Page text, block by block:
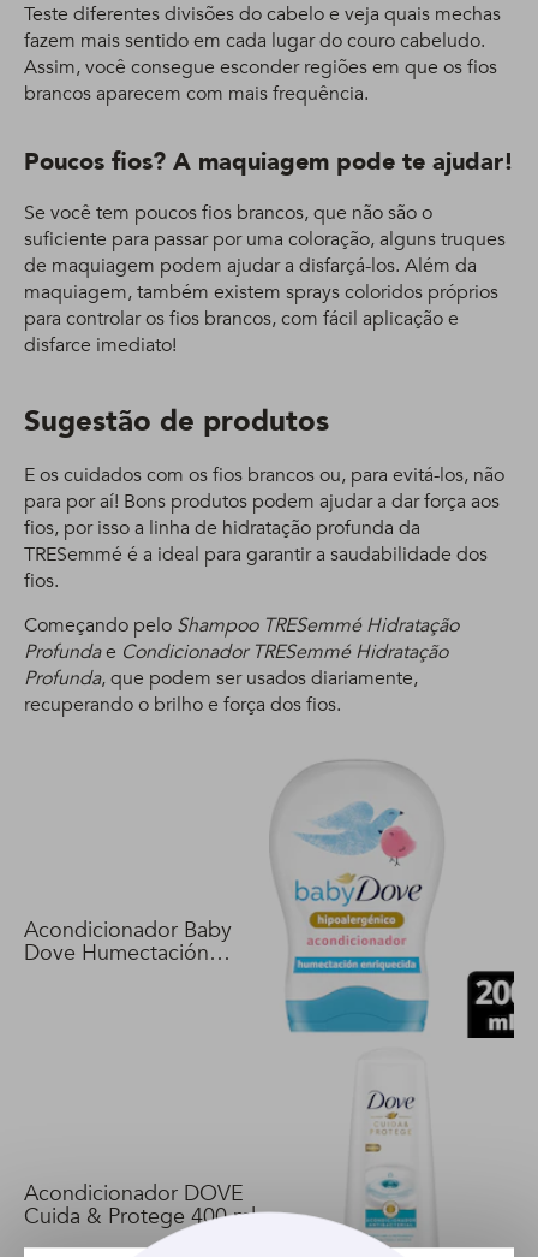
Teste diferentes divisões do cabelo e veja quais mechas
fazem mais sentido em cada lugar do couro cabeludo.
Assim, você consegue esconder regiões em que os fios
brancos aparecem com mais frequência.
Poucos fios? A maquiagem pode te ajudar!
Se você tem poucos fios brancos, que não são o
suficiente para passar por uma coloração, alguns truques
de maquiagem podem ajudar a disfarçá-los. Além da
maquiagem, também existem sprays coloridos próprios
para controlar os fios brancos, com fácil aplicação e
disfarce imediato!
Sugestão de produtos
E os cuidados com os fios brancos ou, para evitá-los, não
para por aí! Bons produtos podem ajudar a dar força aos
fios, por isso a linha de hidratação profunda da
TRESemmé é a ideal para garantir a saudabilidade dos
fios.
Começando pelo Shampoo TRESemmé Hidratação
Profundae Condicionador TRESemmé Hidratação
Profunda, que podem ser usados diariamente,
recuperando o brilho e força dos fios.
Acondicionador Baby
Dove Humectación
Acondicionador DOVE
Cuida & Protege 400 ml